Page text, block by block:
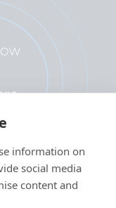
information on
social media
content and